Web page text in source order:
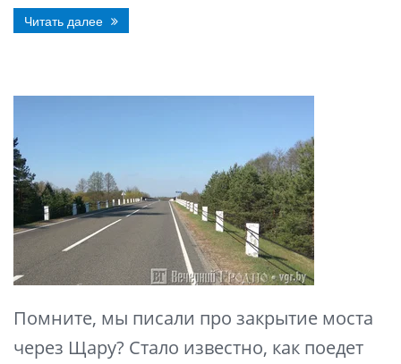
Читать далее
Помните, мы писали про закрытие моста
через Щару? Стало известно, как поедет